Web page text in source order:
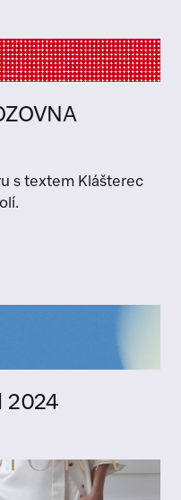
2024